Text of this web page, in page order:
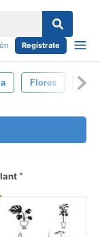
Regístrate
Flores